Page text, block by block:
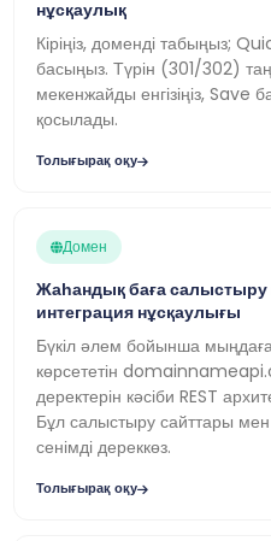
нұсқаулық
Кіріңіз, доменді табыңыз;
басыңыз. Түрін (301/302)
мекенжайды енгізіңіз, Save
қосылады.
Толығырақ оқу
Домен
Жаһандық баға салыстыру
интеграция нұсқаулығы
Бүкіл әлем бойынша
көрсететін
деректерін кәсіби REST
Бұл салыстыру сайттары
сенімді дереккөз.
Толығырақ оқу